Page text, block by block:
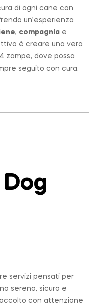
di ogni cane con
un’esperienza
, compagnia e
è creare una vera
zampe, dove possa
seguito con cura.
servizi pensati per
sereno, sicuro e
con attenzione